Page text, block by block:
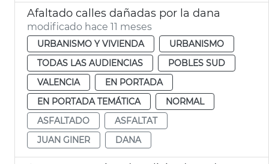
Afaltado calles dañadas por la dana
modificado hace 11 meses
URBANISMO Y VIVIENDA
URBANISMO
TODAS LAS AUDIENCIAS
POBLES SUD
VALENCIA
EN PORTADA
EN PORTADA TEMÁTICA
NORMAL
ASFALTADO
ASFALTAT
JUAN GINER
DANA